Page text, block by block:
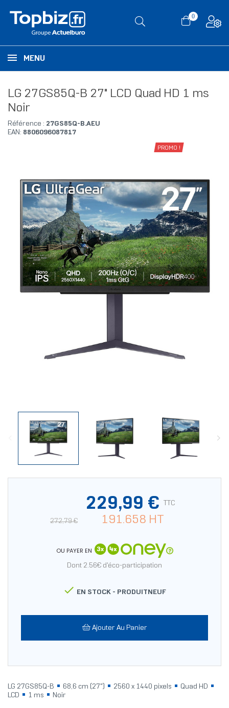
0
MENU
LG 27GS85Q-B 27" LCD Quad HD 1 ms
Noir
Référence : 27GS85Q-B.AEU
EAN: 8806096087817
PROMO !
272,79 €
229,99 € TTC
191.658 HT
OU PAYER EN
Dont 2.56€ d'éco-participation
 EN STOCK - PRODUITNEUF
Ajouter Au Panier
LG 27GS85Q-B 68,6 cm (27") 2560 x 1440 pixels
Quad HD
LCD
1 ms Noir